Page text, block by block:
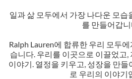
일과 삶 모두에서 가장 나다운 모습
를 만들어갑
Ralph Lauren에 합류한 우리 모두
습니다. 우리를 이곳으로 이끌었고
이야기. 열정을 키우고, 성장을 만
로 우리의 이야기